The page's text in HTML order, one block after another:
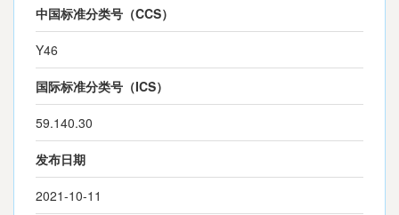
中国标准分类号（CCS）
Y46
国际标准分类号（ICS）
59.140.30
发布日期
2021-10-11